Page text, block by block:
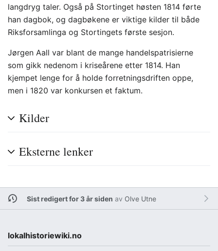
langdryg taler. Også på Stortinget høsten 1814 førte
han dagbok, og dagbøkene er viktige kilder til både
Riksforsamlinga og Stortingets første sesjon.
Jørgen Aall var blant de mange handelspatrisierne
som gikk nedenom i kriseårene etter 1814. Han
kjempet lenge for å holde forretningsdriften oppe,
men i 1820 var konkursen et faktum.
Kilder
Eksterne lenker
Sist redigert for 3 år siden av Olve Utne
lokalhistoriewiki.no